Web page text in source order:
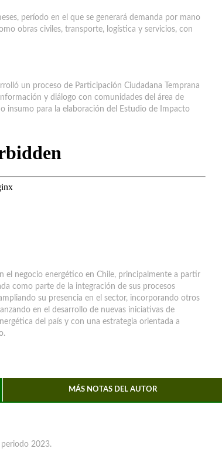
período en el que se generará demanda por mano
obras civiles, transporte, logística y servicios, con
un proceso de Participación Ciudadana Temprana
y diálogo con comunidades del área de
insumo para la elaboración del Estudio de Impacto
el negocio energético en Chile, principalmente a partir
como parte de la integración de sus procesos
su presencia en el sector, incorporando otros
en el desarrollo de nuevas iniciativas de
del país y con una estrategia orientada a
MÁS NOTAS DEL AUTOR
periodo 2023.